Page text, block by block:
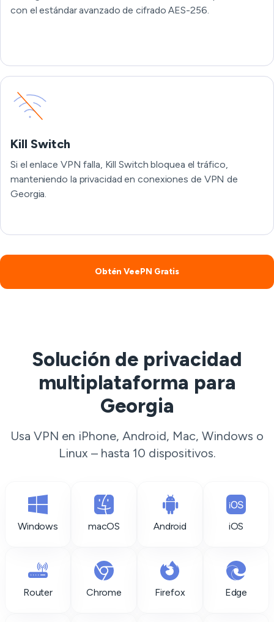
con el estándar avanzado de cifrado AES-256.
Kill Switch
Si el enlace VPN falla, Kill Switch bloquea el tráfico,
manteniendo la privacidad en conexiones de VPN de
Georgia.
Obtén VeePN Gratis
Solución de privacidad
multiplataforma para
Georgia
Usa VPN en iPhone, Android, Mac, Windows o
Linux – hasta 10 dispositivos.
Windows macOS Android iOS
Router Chrome Firefox Edge